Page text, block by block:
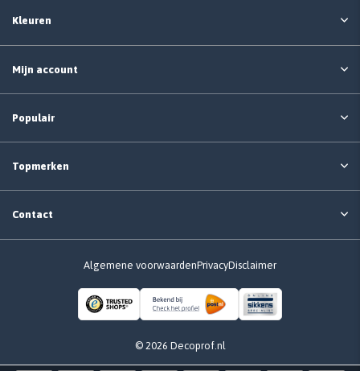
Kleuren
Mijn account
Populair
Topmerken
Contact
Algemene voorwaardenPrivacyDisclaimer
© 2026 Decoprof.nl